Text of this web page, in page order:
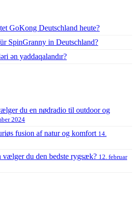
GoKong Deutschland heute?
SpinGranny in Deutschland?
ən yaddaqalandır?
du en nødradio til outdoor og
2024
fusion af natur og komfort 14.
vælger du den bedste rygsæk? 12. februar